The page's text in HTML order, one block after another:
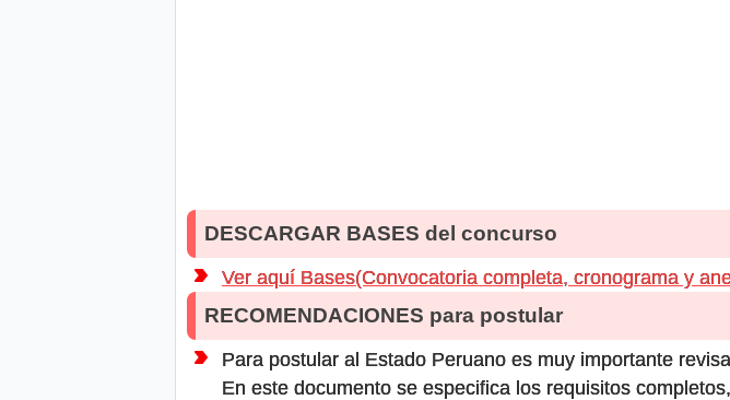
DESCARGAR BASES del concurso
Ver aquí Bases(Convocatoria completa, cronograma y
RECOMENDACIONES para postular
Para postular al Estado Peruano es muy importante
En este documento se especifica los requisitos